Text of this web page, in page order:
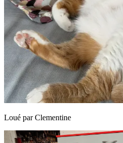
Loué parClementine